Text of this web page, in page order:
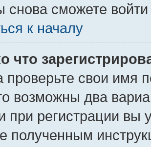
снова сможете
к началу
что
проверьте свои имя
возможны два
при регистрации вы
полученным